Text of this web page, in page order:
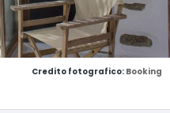
Credito fotografico: Booking